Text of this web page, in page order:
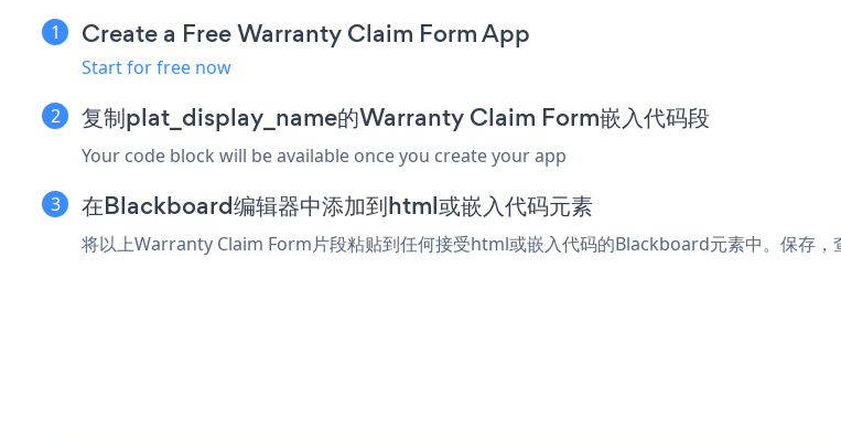
Create a Free Warranty Claim Form App
Start for free now
复制plat_display_name的Warranty Claim Form嵌入代码段
Your code block will be available once you create your app
在Blackboard编辑器中添加到html或嵌入代码元素
将以上Warranty Claim Form片段粘贴到任何接受html或嵌入代码的Blackboard元素中。保存，